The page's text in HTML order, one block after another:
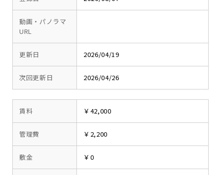
動画・パノラマ
URL
更新日 2026/04/19
次回更新日 2026/04/26
賃料 ￥42,000
管理費 ￥2,200
敷金 ￥0